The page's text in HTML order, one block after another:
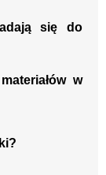
się do
materiałów w